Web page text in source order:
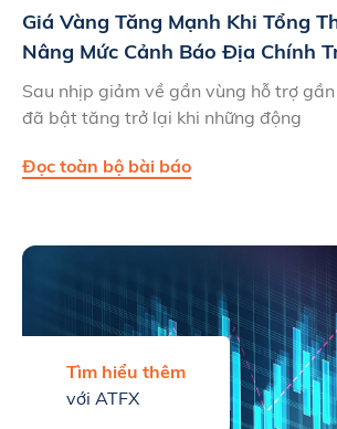
Giá Vàng Tăng Mạnh Khi Tổng
Nâng Mức Cảnh Báo Địa Chính
Sau nhịp giảm về gần vùng hỗ trợ
đã bật tăng trở lại khi những động
Đọc toàn bộ bài báo
Tìm hiểu thêm
với ATFX